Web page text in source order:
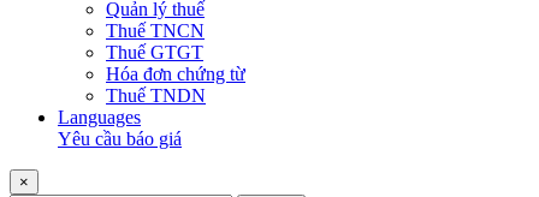
Quản lý thuế
Thuế TNCN
Thuế GTGT
Hóa đơn chứng từ
Thuế TNDN
Languages
Yêu cầu báo giá
×